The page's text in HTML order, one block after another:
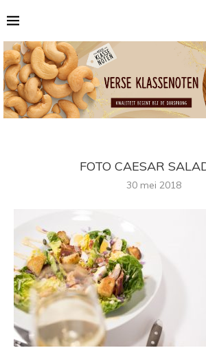
FOTO CAESAR
30 mei 2018